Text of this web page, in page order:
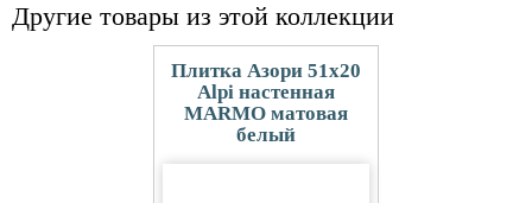
Другие товары из этой коллекции
Плитка Азори 51x20
Alpi настенная
MARMO матовая
белый